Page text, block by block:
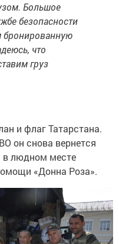
Большое
безопасности
бронированную
что
груз
и флаг Татарстана.
он снова вернется
в людном месте
«Донна Роза».